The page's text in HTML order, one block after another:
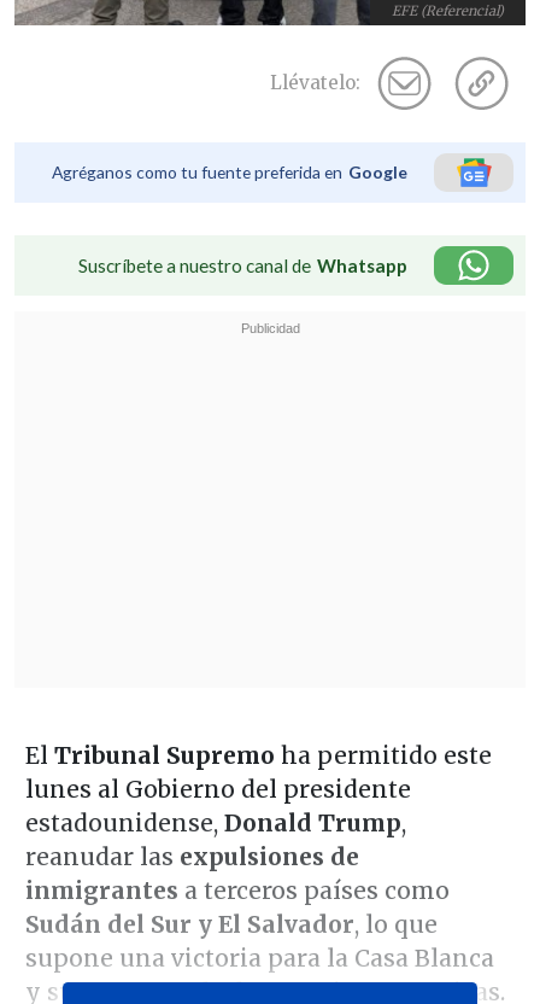
EFE (Referencial)
Llévatelo:
Agréganos como tu fuente preferida en Google
Suscríbete a nuestro canal de Whatsapp
El Tribunal Supremo ha permitido este
lunes al Gobierno del presidente
estadounidense,Donald Trump,
reanudar las expulsiones de
inmigrantes a terceros países como
Sudán del Sur y El Salvador, lo que
supone una victoria para la Casa Blanca
y su campaña de deportaciones masivas.